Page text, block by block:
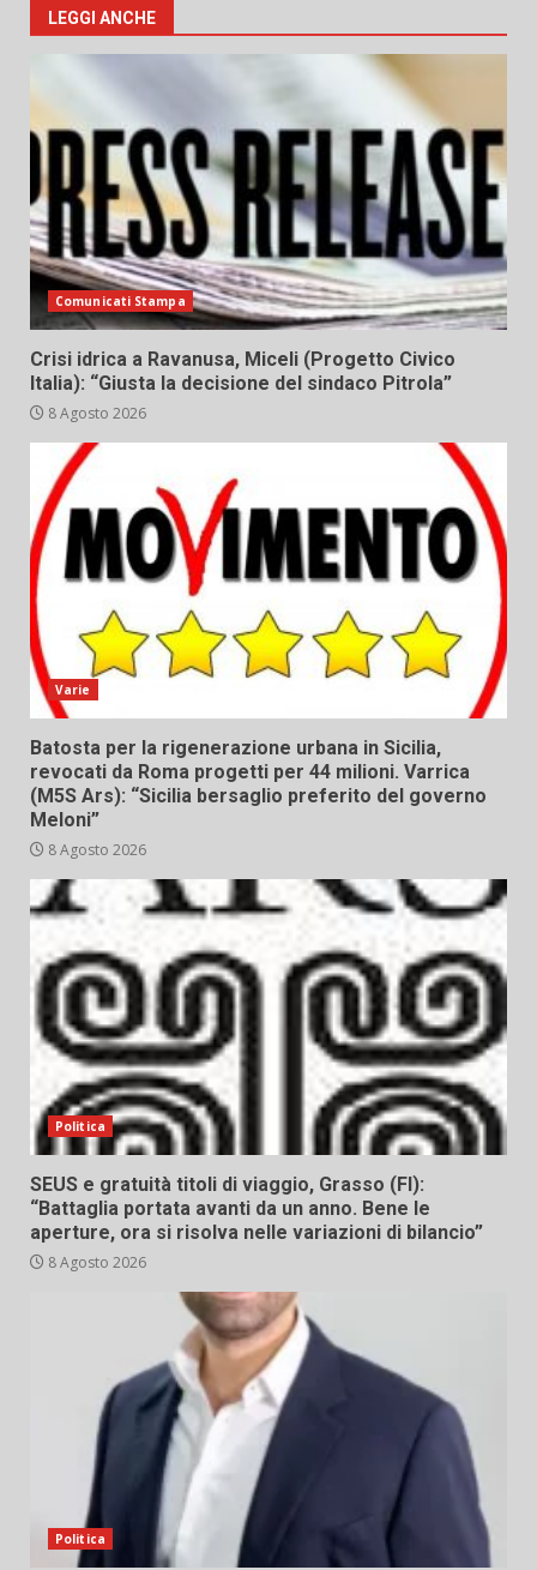
LEGGI ANCHE
Comunicati Stampa
Crisi idrica a Ravanusa, Miceli (Progetto Civico
Italia): “Giusta la decisione del sindaco Pitrola”
8 Agosto 2026
Varie
Batosta per la rigenerazione urbana in Sicilia,
revocati da Roma progetti per 44 milioni. Varrica
(M5S Ars): “Sicilia bersaglio preferito del governo
Meloni”
8 Agosto 2026
Politica
SEUS e gratuità titoli di viaggio, Grasso (FI):
“Battaglia portata avanti da un anno. Bene le
aperture, ora si risolva nelle variazioni di bilancio”
8 Agosto 2026
Politica